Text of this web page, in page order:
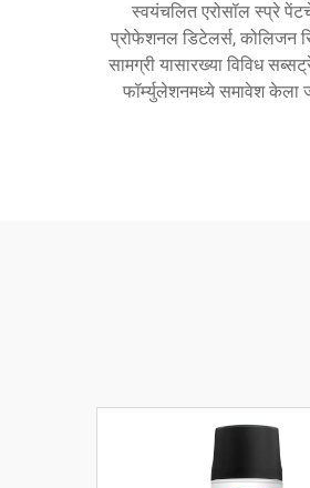
स्वयंचलित एरोसॉल स्प्रे
प्रोफेशनल डिटेलर्स, कोलिजन
सामग्री यासारख्या विविध
फॉर्म्युलेशनमध्ये समावेश केला